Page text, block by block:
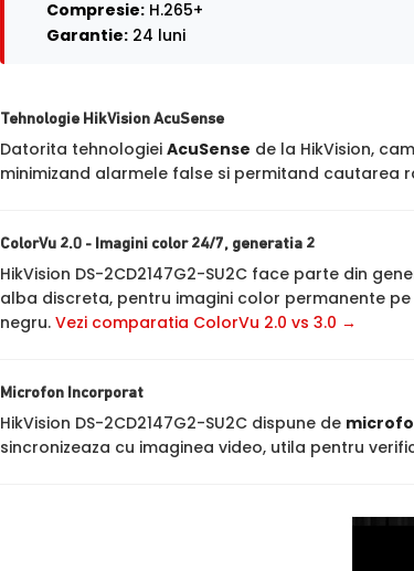
Compresie: H.265+
Garantie: 24 luni
Tehnologie HikVision AcuSense
Datorita tehnologiei AcuSense de la HikVision,
minimizand alarmele false si permitand cautarea
ColorVu 2.0 - Imagini color 24/7, generatia 2
HikVision DS-2CD2147G2-SU2C face parte din
alba discreta, pentru imagini color permanente
negru. Vezi comparatia ColorVu 2.0 vs 3.0 →
Microfon Incorporat
HikVision DS-2CD2147G2-SU2C dispune de
sincronizeaza cu imaginea video, utila pentru